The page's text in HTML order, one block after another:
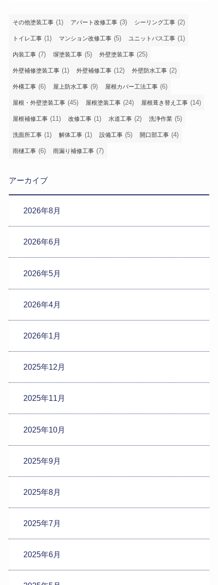
その他塗装工事 (1) アパート改修工事 (3) シーリング工事 (2)
トイレ工事 (1) マンション改修工事 (5) ユニットバス工事 (1)
内装工事 (7) 塀塗装工事 (5) 外壁塗装工事 (25)
外壁補修塗装工事 (1) 外壁補修工事 (12) 外壁防水工事 (2)
外構工事 (6) 屋上防水工事 (9) 屋根カバー工法工事 (6)
屋根・外壁塗装工事 (45) 屋根塗装工事 (24) 屋根葺き替え工事 (14)
屋根補修工事 (11) 改修工事 (1) 水道工事 (2) 洗浄作業 (5)
洗面所工事 (1) 解体工事 (1) 設備工事 (5) 開口部工事 (4)
雨樋工事 (6) 雨漏り補修工事 (7)
アーカイブ
2026年8月
2026年6月
2026年5月
2026年4月
2026年1月
2025年12月
2025年11月
2025年10月
2025年9月
2025年8月
2025年7月
2025年6月